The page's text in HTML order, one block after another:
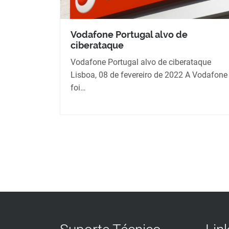
Vodafone Portugal alvo de
ciberataque
Vodafone Portugal alvo de ciberataque
Lisboa, 08 de fevereiro de 2022 A Vodafone
foi…